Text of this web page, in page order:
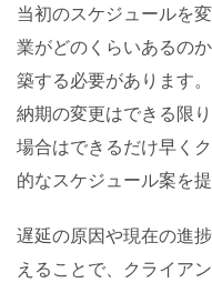
当初のスケジュールを
業がどのくらいあるの
築する必要があります。
納期の変更はできる限
場合はできるだけ早く
的なスケジュール案を提
遅延の原因や現在の進
えることで、クライア